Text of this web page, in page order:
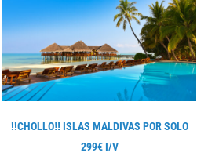
!!CHOLLO‼ ISLAS MALDIVAS POR SOLO
299€ I/V